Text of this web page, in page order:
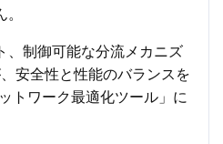
、制御可能な分流メカニズ
安全性と性能のバランスを
トワーク最適化ツール」に